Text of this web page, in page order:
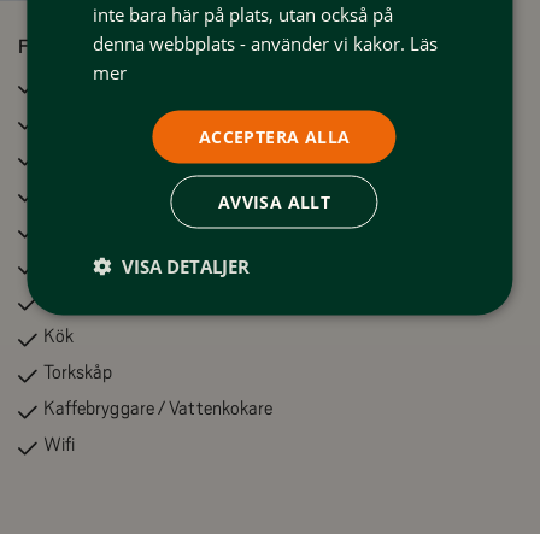
Faciliteter
Kök
Torkskåp
Kaffebryggare / Vattenkokare
Wifi
inte bara här på plats, utan också på
denna webbplats - använder vi kakor. Läs
mer
ACCEPTERA ALLA
AVVISA ALLT
VISA DETALJER